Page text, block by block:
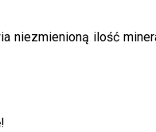
niezmienioną ilość